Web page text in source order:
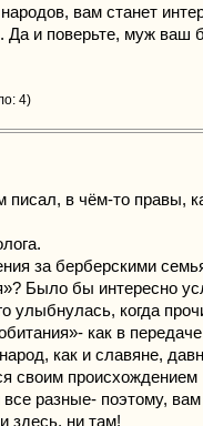
вам станет
Да и поверьте, муж ваш
4)
писал, в чём-то правы,
за берберскими
Было бы интересно
когда
как в
как и славяне,
своим происхождением
разные- поэтому, вам
здесь, ни там!